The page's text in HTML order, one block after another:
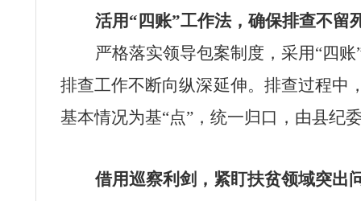
活用“四账”工作法，确保排查不留
严格落实领导包案制度，采用“四
排查工作不断向纵深延伸。排查过程中
基本情况为基“点”，统一归口，由县纪
借用巡察利剑，紧盯扶贫领域突出